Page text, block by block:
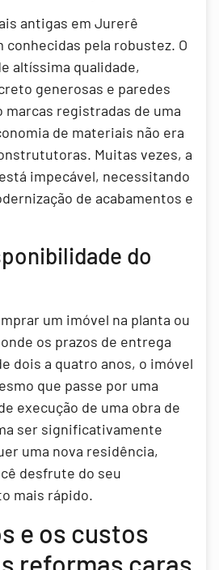
antigas em Jurerê
pela robustez. O
altíssima qualidade,
generosas e paredes
marcas registradas de uma
de materiais não era
Muitas vezes, a
impecável, necessitando
de acabamentos e
do
um imóvel na planta ou
os prazos de entrega
dois a quatro anos, o imóvel
que passe por uma
execução de uma obra de
ser significativamente
uma nova residência,
desfrute do seu
mais rápido.
e os custos
reformas caras